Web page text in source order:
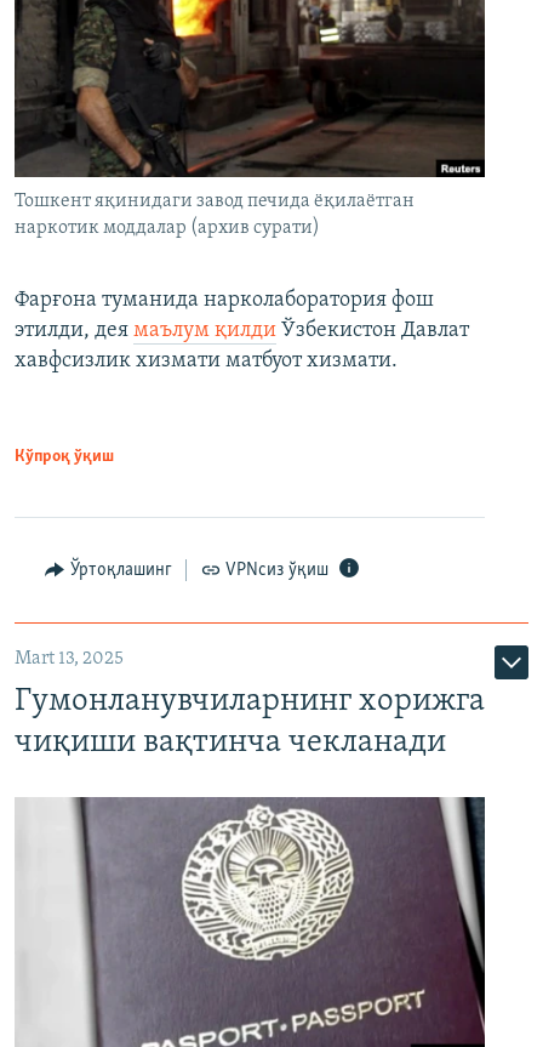
Тошкент яқинидаги завод печида ёқилаётган
наркотик моддалар (архив сурати)
Фарғона туманида нарколаборатория фош
этилди, дея маълум қилди Ўзбекистон Давлат
хавфсизлик хизмати матбуот хизмати.
Кўпроқ ўқиш
Ўртоқлашинг VPNсиз ўқиш
Mart 13, 2025
Гумонланувчиларнинг хорижга
чиқиши вақтинча чекланади